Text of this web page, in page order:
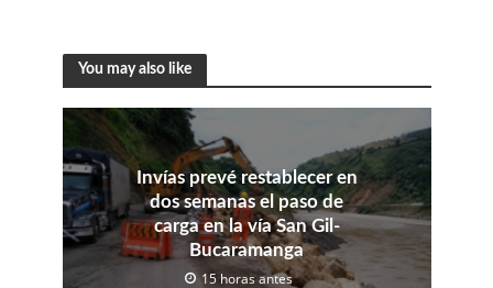
You may also like
Invías prevé restablecer en
dos semanas el paso de
carga en la vía San Gil-
Bucaramanga
15 horas antes